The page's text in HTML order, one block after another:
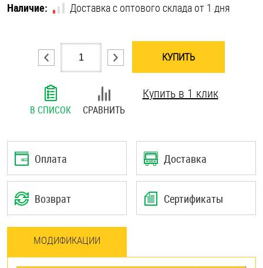
Наличие:
Доставка с оптового склада от 1 дня
КУПИТЬ
В СПИСОК СРАВНИТЬ
Купить в 1 клик
Оплата Доставка
Возврат Сертификаты
МОДИФИКАЦИИ